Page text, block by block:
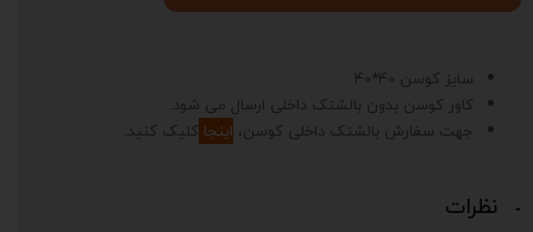
سایز کوسن 40*40
کاور کوسن بدون بالشتک داخلی ارسال می شود.
جهت سفارش بالشتک داخلی کوسن، اینجا کلیک کنید.
نظرات